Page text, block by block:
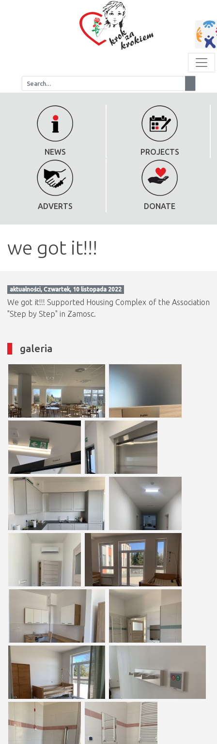
NEWS PROJECTS
ADVERTS DONATE
we got it!!!
aktualności, Czwartek, 10 listopada 2022
We got it!!! Supported Housing Complex of the Association
"Step by Step" in Zamosc.
galeria